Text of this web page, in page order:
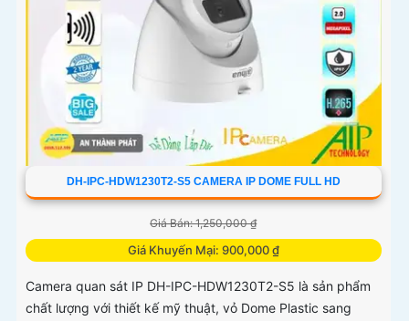
DH-IPC-HDW1230T2-S5 CAMERA IP DOME FULL HD
Giá Bán: 1,250,000 ₫
Giá Khuyến Mại: 900,000 ₫
Camera quan sát IP DH-IPC-HDW1230T2-S5 là sản phẩm
chất lượng với thiết kế mỹ thuật, vỏ Dome Plastic sang